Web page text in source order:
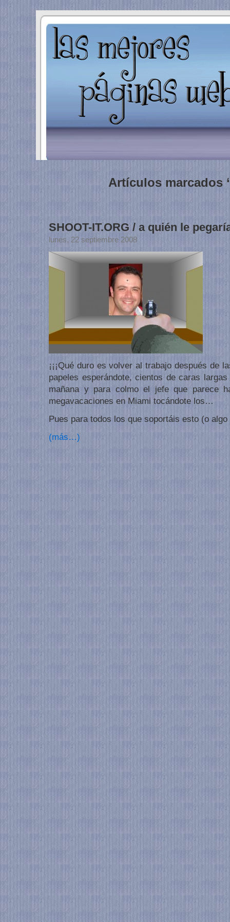
Artículos marcados
SHOOT-IT.ORG / a quién le
lunes, 22 septiembre 2008
¡¡¡Qué duro es volver al trabajo después de
papeles esperándote, cientos de caras
mañana y para colmo el jefe que parece
megavacaciones en Miami tocándote los…
Pues para todos los que soportáis esto (o
(más…)